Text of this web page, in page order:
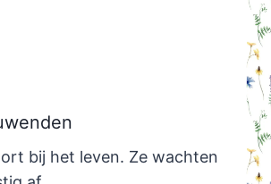
bij het leven. Ze wachten